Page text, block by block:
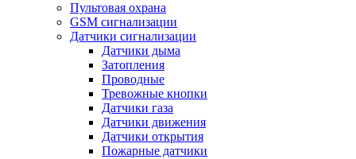
Пультовая охрана
GSM сигнализации
Датчики сигнализации
Датчики дыма
Затопления
Проводные
Тревожные кнопки
Датчики газа
Датчики движения
Датчики открытия
Пожарные датчики